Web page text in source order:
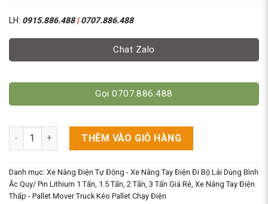
LH: 0915.886.488|0707.886.488
Chat Zalo
Gọi 0707.886.488
Xe Nâng Tay Điện 1000kg Nhật Cũ - Nichiyu số lượng
THÊM VÀO GIỎ HÀNG
Danh mục: Xe Nâng Điện Tự Động - Xe Nâng Tay Điện Đi Bộ Lái Dùng Bình
Ắc Quy/ Pin Lithium 1 Tấn, 1.5 Tấn, 2 Tấn, 3 Tấn Giá Rẻ Xe Nâng Tay Điện
Thấp - Pallet Mover Truck Kéo Pallet Chạy Điện